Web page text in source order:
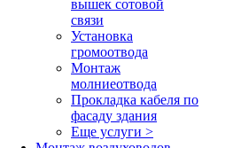
вышек сотовой
связи
Установка
громоотвода
Монтаж
молниеотвода
Прокладка кабеля по
фасаду здания
Еще услуги >